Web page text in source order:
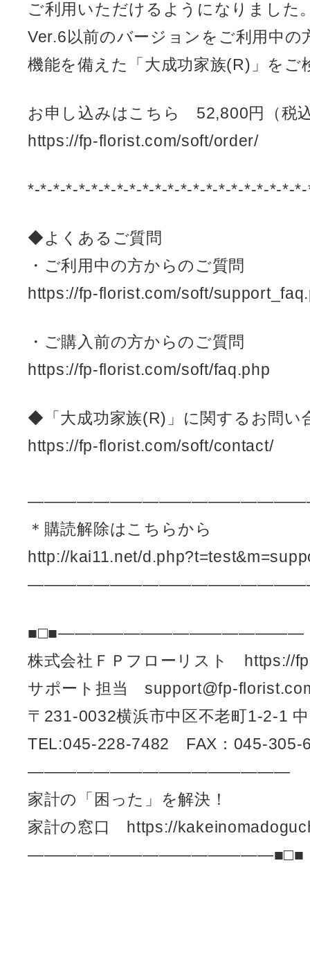
ご利用いただけるようになりました
Ver.6以前のバージョンをご利用中の
機能を備えた「大成功家族(R)」をご
お申し込みはこちら 52,800円（税
https://fp-florist.com/soft/order/
*-*-*-*-*-*-*-*-*-*-*-*-*-*-*-*-*-*-*-*-*-
◆よくあるご質問
・ご利用中の方からのご質問
https://fp-florist.com/soft/
・ご購入前の方からのご質問
https://fp-florist.com/soft/faq.php
◆「大成功家族(R)」に関するお問い
https://fp-florist.com/soft/contact/
＊購読解除はこちらから
http://kai11.net/
■□■———————————————
株式会社ＦＰフローリスト https://
サポート担当 support@fp-
〒231-0032横浜市中区不老町1-2-1
TEL:045-228-7482 FAX：045-305-
————————————————
家計の「困った」を解決！
家計の窓口 https://
———————————————■□■